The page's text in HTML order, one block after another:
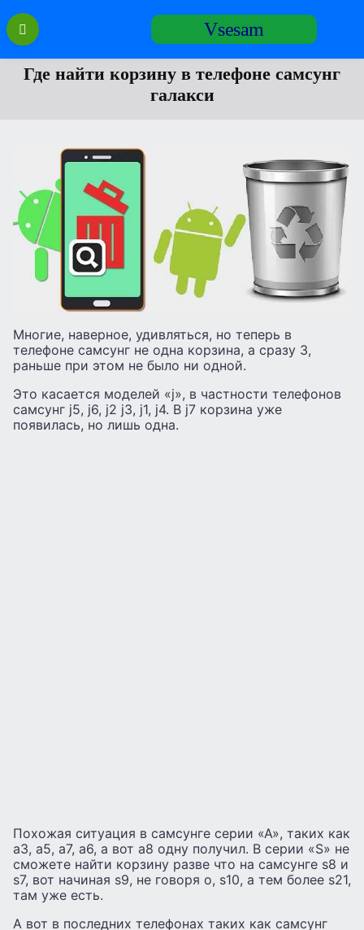
Перейти
содержанию
Vsesam
Где найти корзину в телефоне самсунг
галакси
Многие, наверное, удивляться, но теперь в
телефоне самсунг не одна корзина, а сразу 3,
раньше при этом не было ни одной.
Это касается моделей «j», в частности телефонов
самсунг j5, j6, j2 j3, j1, j4. В j7 корзина уже
появилась, но лишь одна.
Похожая ситуация в самсунге серии «А», таких как
а3, а5, а7, а6, а вот а8 одну получил. В серии «S» не
сможете найти корзину разве что на самсунге s8 и
s7, вот начиная s9, не говоря о, s10, а тем более s21,
там уже есть.
А вот в последних телефонах таких как самсунг